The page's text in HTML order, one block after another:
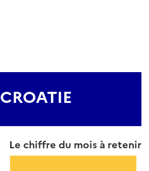
CROATIE
Le chiffre du mois à retenir